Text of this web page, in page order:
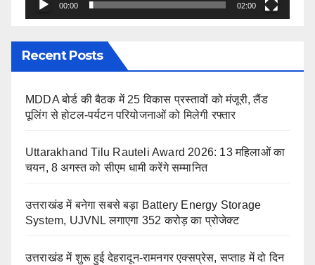
00:00 02:00
Recent Posts
MDDA बोर्ड की बैठक में 25 विकास प्रस्तावों को मंजूरी, लैंड
पूलिंग से होटल-पर्यटन परियोजनाओं को मिलेगी रफ्तार
Uttarakhand Tilu Rauteli Award 2026: 13 महिलाओं का
चयन, 8 अगस्त को सीएम धामी करेंगे सम्मानित
उत्तराखंड में बनेगा सबसे बड़ा Battery Energy Storage
System, UJVNL लगाएगा 352 करोड़ का प्रोजेक्ट
उत्तराखंड में शुरू हुई देहरादून-रामनगर एक्सप्रेस, सप्ताह में दो दिन